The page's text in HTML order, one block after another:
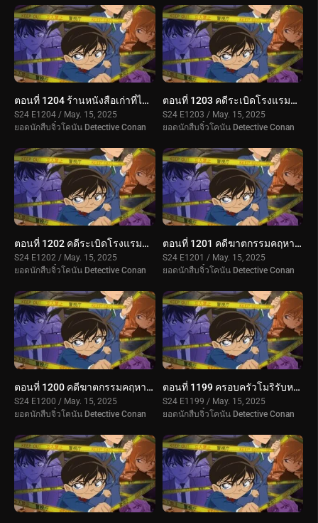
ตอนที่ 1204 ร้านหนังสือเก่าที่ได้ยินเสียงหวูด 4
S24 E1204 / May. 15, 2025
ยอดนักสืบจิ๋วโคนัน Detective Conan
ตอนที่ 1203 คดีระเบิดโรงแรมต่อเนื่อง (ตอนจบ)
S24 E1203 / May. 15, 2025
ยอดนักสืบจิ๋วโคนัน Detective Conan
ตอนที่ 1202 คดีระเบิดโรงแรมต่อเนื่อง (ตอนแรก)
S24 E1202 / May. 15, 2025
ยอดนักสืบจิ๋วโคนัน Detective Conan
ตอนที่ 1201 คดีฆาตกรรมคฤหาสน์รัมโป (ตอนจบ)
S24 E1201 / May. 15, 2025
ยอดนักสืบจิ๋วโคนัน Detective Conan
ตอนที่ 1200 คดีฆาตกรรมคฤหาสน์รัมโป (ตอนแรก)
S24 E1200 / May. 15, 2025
ยอดนักสืบจิ๋วโคนัน Detective Conan
ตอนที่ 1199 ครอบครัวโมริรับหน้าที่เฝ้าบ้าน
S24 E1199 / May. 15, 2025
ยอดนักสืบจิ๋วโคนัน Detective Conan